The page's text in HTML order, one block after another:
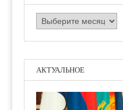
Архивы
АКТУАЛЬНОЕ